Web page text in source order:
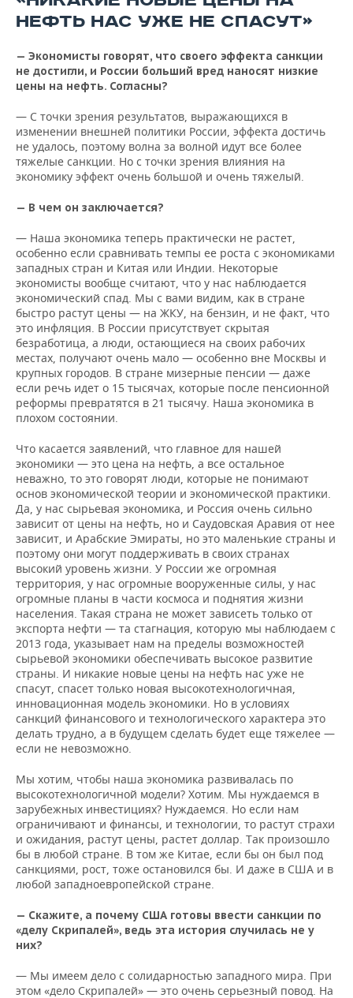
НЕФТЬ НАС УЖЕ НЕ СПАСУТ»
— Экономисты говорят, что своего эффекта санкции
не достигли, и России больший вред наносят низкие
цены на нефть. Согласны?
— С точки зрения результатов, выражающихся в
изменении внешней политики России, эффекта достичь
не удалось, поэтому волна за волной идут все более
тяжелые санкции. Но с точки зрения влияния на
экономику эффект очень большой и очень тяжелый.
— В чем он заключается?
— Наша экономика теперь практически не растет,
особенно если сравнивать темпы ее роста с экономиками
западных стран и Китая или Индии. Некоторые
экономисты вообще считают, что у нас наблюдается
экономический спад. Мы с вами видим, как в стране
быстро растут цены — на ЖКУ, на бензин, и не факт, что
это инфляция. В России присутствует скрытая
безработица, а люди, остающиеся на своих рабочих
местах, получают очень мало — особенно вне Москвы и
крупных городов. В стране мизерные пенсии — даже
если речь идет о 15 тысячах, которые после пенсионной
реформы превратятся в 21 тысячу. Наша экономика в
плохом состоянии.
Что касается заявлений, что главное для нашей
экономики — это цена на нефть, а все остальное
неважно, то это говорят люди, которые не понимают
основ экономической теории и экономической практики.
Да, у нас сырьевая экономика, и Россия очень сильно
зависит от цены на нефть, но и Саудовская Аравия от нее
зависит, и Арабские Эмираты, но это маленькие страны и
поэтому они могут поддерживать в своих странах
высокий уровень жизни. У России же огромная
территория, у нас огромные вооруженные силы, у нас
огромные планы в части космоса и поднятия жизни
населения. Такая страна не может зависеть только от
экспорта нефти — та стагнация, которую мы наблюдаем с
2013 года, указывает нам на пределы возможностей
сырьевой экономики обеспечивать высокое развитие
страны. И никакие новые цены на нефть нас уже не
спасут, спасет только новая высокотехнологичная,
инновационная модель экономики. Но в условиях
санкций финансового и технологического характера это
делать трудно, а в будущем сделать будет еще тяжелее —
если не невозможно.
Мы хотим, чтобы наша экономика развивалась по
высокотехнологичной модели? Хотим. Мы нуждаемся в
зарубежных инвестициях? Нуждаемся. Но если нам
ограничивают и финансы, и технологии, то растут страхи
и ожидания, растут цены, растет доллар. Так произошло
бы в любой стране. В том же Китае, если бы он был под
санкциями, рост, тоже остановился бы. И даже в США и в
любой западноевропейской стране.
— Скажите, а почему США готовы ввести санкции по
«делу Скрипалей», ведь эта история случилась не у
них?
— Мы имеем дело с солидарностью западного мира. При
этом «дело Скрипалей» — это очень серьезный повод. На